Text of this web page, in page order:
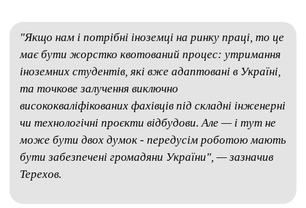
"Якщо нам і потрібні іноземці на ринку праці, то це
має бути жорстко квотований процес: утримання
іноземних студентів, які вже адаптовані в Україні,
та точкове залучення виключно
висококваліфікованих фахівців під складні інженерні
чи технологічні проєкти відбудови. Але — і тут не
може бути двох думок - передусім роботою мають
бути забезпечені громадяни України", — зазначив
Терехов.